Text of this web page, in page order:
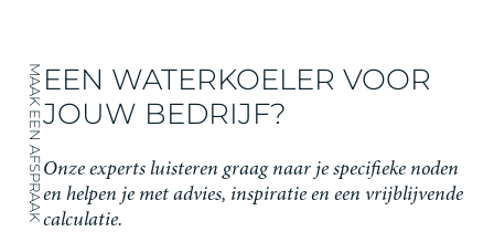
MAAK EEN AFSPRAAKEEN WATERKOELER VOOR
JOUW BEDRIJF?
Onze experts luisteren graag naar je specifieke noden
en helpen je met advies, inspiratie en een vrijblijvende
calculatie.